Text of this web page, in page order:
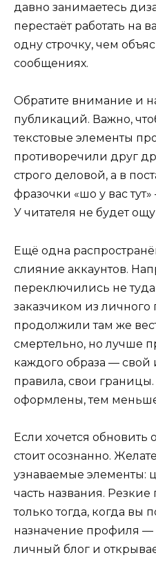
давно занимаетесь
перестаёт работать на
одну строчку, чем
сообщениях.
Обратите внимание и
публикаций. Важно,
текстовые элементы
противоречили друг
строго деловой, а в
фразочки «шо у вас
У читателя не будет
Ещё одна
слияние аккаунтов.
переключились не
заказчиком из личного
продолжили там же
смертельно, но лучше
каждого образа — свой
правила, свои
оформлены, тем
Если хочется обновить
стоит осознанно.
узнаваемые элементы:
часть названия.
только тогда, когда вы
назначение профиля —
личный блог и